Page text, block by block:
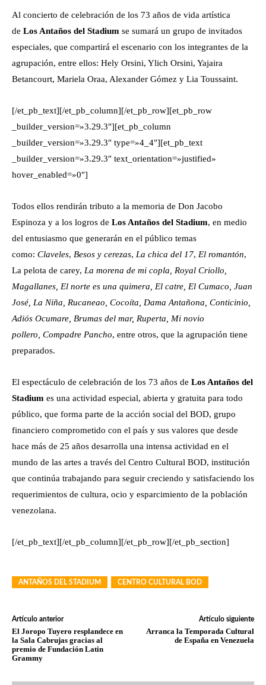
Al concierto de celebración de los 73 años de vida artística
de Los Antaños del Stadium se sumará un grupo de invitados
especiales, que compartirá el escenario con los integrantes de la
agrupación, entre ellos: Hely Orsini, Ylich Orsini, Yajaira
Betancourt, Mariela Oraa, Alexander Gómez y Lia Toussaint.
[/et_pb_text][/et_pb_column][/et_pb_row][et_pb_row
_builder_version=»3.29.3″][et_pb_column
_builder_version=»3.29.3″ type=»4_4″][et_pb_text
_builder_version=»3.29.3″ text_orientation=»justified»
hover_enabled=»0″]
Todos ellos rendirán tributo a la memoria de Don Jacobo
Espinoza y a los logros de Los Antaños del Stadium, en medio
del entusiasmo que generarán en el público temas
como: Claveles, Besos y cerezas, La chica del 17, El romantón,
La pelota de carey, La morena de mi copla, Royal Criollo,
Magallanes, El norte es una quimera, El catre, El Cumaco, Juan
José, La Niña, Rucaneao, Cocoíta, Dama Antañona, Conticinio,
Adiós Ocumare, Brumas del mar, Ruperta, Mi novio
pollero, Compadre Pancho, entre otros, que la agrupación tiene
preparados.
El espectáculo de celebración de los 73 años de Los Antaños del
Stadium es una actividad especial, abierta y gratuita para todo
público, que forma parte de la acción social del BOD, grupo
financiero comprometido con el país y sus valores que desde
hace más de 25 años desarrolla una intensa actividad en el
mundo de las artes a través del Centro Cultural BOD, institución
que continúa trabajando para seguir creciendo y satisfaciendo los
requerimientos de cultura, ocio y esparcimiento de la población
venezolana.
[/et_pb_text][/et_pb_column][/et_pb_row][/et_pb_section]
ANTAÑOS DEL STADIUM CENTRO CULTURAL BOD
Artículo anterior
El Joropo Tuyero resplandece en
la Sala Cabrujas gracias al
premio de Fundación Latin
Grammy
Artículo siguiente
Arranca la Temporada Cultural
de España en Venezuela